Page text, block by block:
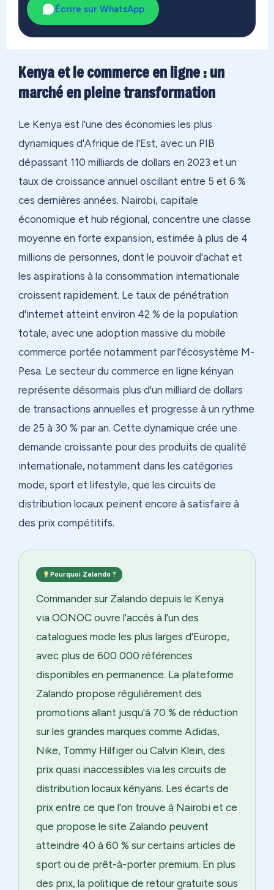
Écrire sur WhatsApp
Kenya et le commerce en ligne : un
marché en pleine transformation
Le Kenya est l'une des économies les plus
dynamiques d'Afrique de l'Est, avec un PIB
dépassant 110 milliards de dollars en 2023 et un
taux de croissance annuel oscillant entre 5 et 6 %
ces dernières années. Nairobi, capitale
économique et hub régional, concentre une classe
moyenne en forte expansion, estimée à plus de 4
millions de personnes, dont le pouvoir d'achat et
les aspirations à la consommation internationale
croissent rapidement. Le taux de pénétration
d'internet atteint environ 42 % de la population
totale, avec une adoption massive du mobile
commerce portée notamment par l'écosystème M-
Pesa. Le secteur du commerce en ligne kényan
représente désormais plus d'un milliard de dollars
de transactions annuelles et progresse à un rythme
de 25 à 30 % par an. Cette dynamique crée une
demande croissante pour des produits de qualité
internationale, notamment dans les catégories
mode, sport et lifestyle, que les circuits de
distribution locaux peinent encore à satisfaire à
des prix compétitifs.
Pourquoi Zalando ?
Commander sur Zalando depuis le Kenya
via OONOC ouvre l'accès à l'un des
catalogues mode les plus larges d'Europe,
avec plus de 600 000 références
disponibles en permanence. La plateforme
Zalando propose régulièrement des
promotions allant jusqu'à 70 % de réduction
sur les grandes marques comme Adidas,
Nike, Tommy Hilfiger ou Calvin Klein, des
prix quasi inaccessibles via les circuits de
distribution locaux kényans. Les écarts de
prix entre ce que l'on trouve à Nairobi et ce
que propose le site Zalando peuvent
atteindre 40 à 60 % sur certains articles de
sport ou de prêt-à-porter premium. En plus
des prix, la politique de retour gratuite sous